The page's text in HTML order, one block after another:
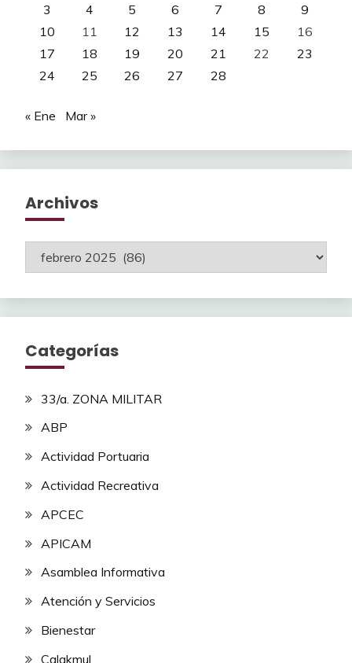
3
4 5 6 7 8
9
10
11 12 13 14 15
16
17
18 19 20 21 22
23
24
25 26 27 28
« Ene Mar »
Archivos
Archivos
Categorías
33/a. ZONA MILITAR
ABP
Actividad Portuaria
Actividad Recreativa
APCEC
APICAM
Asamblea Informativa
Atención y Servicios
Bienestar
Calakmul